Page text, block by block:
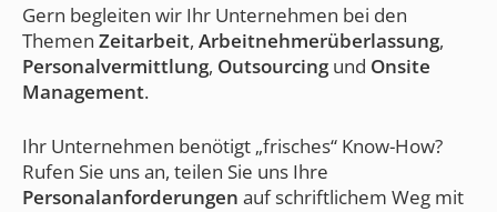
Gern begleiten wir Ihr Unternehmen bei den
Themen Zeitarbeit, Arbeitnehmerüberlassung,
Personalvermittlung, Outsourcingund Onsite
Management.
Ihr Unternehmen benötigt „frisches“ Know-How?
Rufen Sie uns an, teilen Sie uns Ihre
Personalanforderungen auf schriftlichem Weg mit